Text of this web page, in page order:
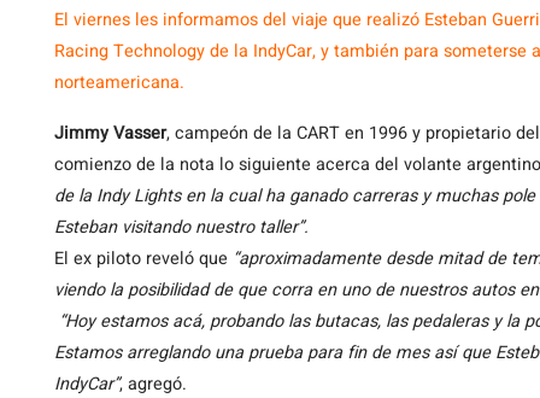
El viernes les informamos del viaje que realizó Esteban
Racing Technology de la IndyCar, y también para
norteamericana.
Jimmy Vasser, campeón de la CART en 1996 y propietario
comienzo de la nota lo siguiente acerca del volante
de la Indy Lights en la cual ha ganado carreras y muchas
Esteban visitando nuestro taller”.
El ex piloto reveló que “aproximadamente desde mitad de
viendo la posibilidad de que corra en uno de nuestros autos
“Hoy estamos acá, probando las butacas, las pedaleras y la
Estamos arreglando una prueba para fin de mes así que
IndyCar”, agregó.